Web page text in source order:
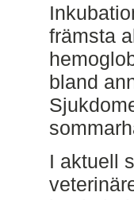
främsta
bland
I aktuell